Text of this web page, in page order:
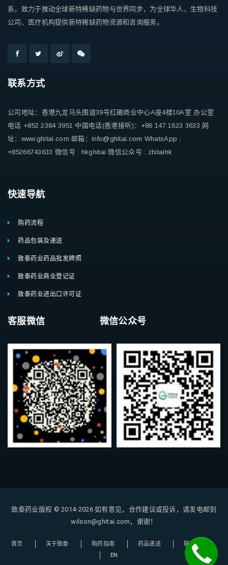
系，致力于推动全球新特稀缺药物与世界同步，为全球华人、生物科技
公司、医疗机构提供新特稀缺药物资源和咨询服务。
联系方式
公司地址：香港九龙马头围道39号红磡商业中心A座4楼10A室 办公室
电话 +852 2384 3951 中国电话(香港接听)：+86 147 1623 3633 网
址：www.ghitai.com 邮箱：info@ghitai.com WhatsApp :
+85266743633 微信号 : hkghitai 微信公众号 : zhitaihk
快速导航
购药流程
药品包装及递送
致泰药业药品批发牌照
致泰药业商业登记证
致泰药业进出口许可证
客服微信 微信公众号
致泰药业版权 © 2014-2026如有意见，合作建议或投诉，请发电邮到
wilson@ghitai.com，谢谢！
首页 关于致泰 购药指南 药品递送
联系我们
EN